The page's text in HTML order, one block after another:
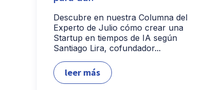
Descubre en nuestra Columna del
Experto de Julio cómo crear una
Startup en tiempos de IA según
Santiago Lira, cofundador...
leer más